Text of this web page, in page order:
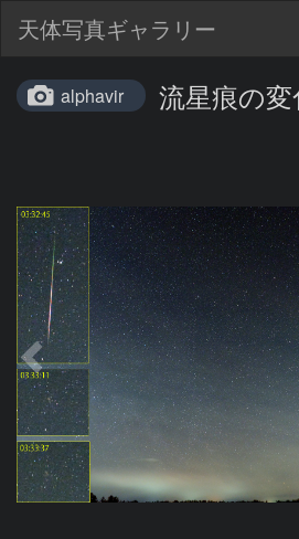
天体写真ギャラリー
alphavir 流星痕の